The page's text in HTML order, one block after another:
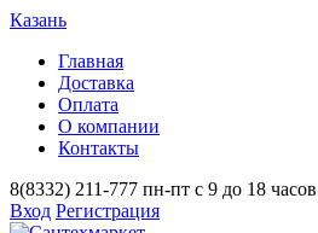
Казань
Главная
Доставка
Оплата
О компании
Контакты
8(8332) 211-777 пн-пт с 9 до 18 часов
Вход Регистрация